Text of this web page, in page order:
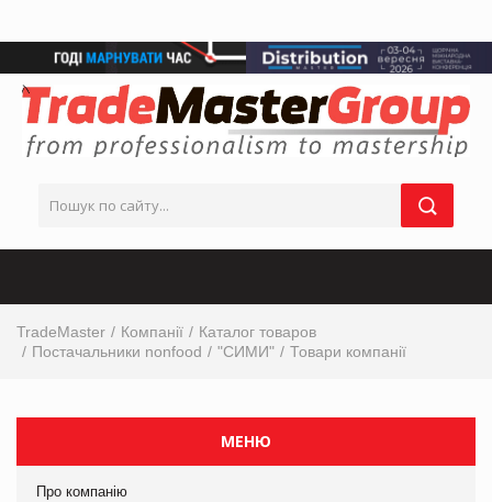
TradeMaster Компанії
Каталог товаров
Постачальники nonfood
"СИМИ" Товари компанії
МЕНЮ
Про компанію